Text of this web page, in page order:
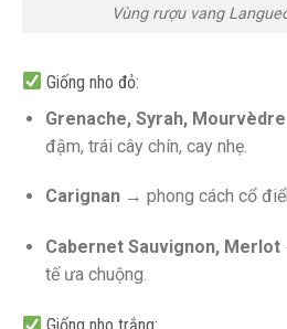
Vùng rượu vang
Giống nho đỏ:
Grenache, Syrah,
đậm, trái cây chín, cay nhẹ.
Carignan→ phong cách cổ
Cabernet Sauvignon, Merlot
tế ưa chuộng.